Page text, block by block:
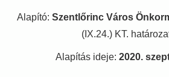
Alapító: Szentlőrinc Város
(IX.24.) KT.
Alapítás ideje: 2020.